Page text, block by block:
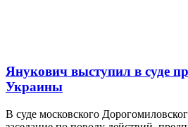
Янукович выступил в суде
Украины
В суде московского